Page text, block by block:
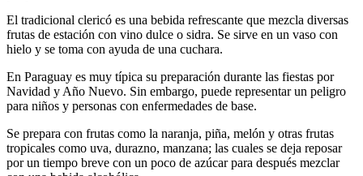
El tradicional clericó es una bebida refrescante que mezcla diversas
frutas de estación con vino dulce o sidra. Se sirve en un vaso con
hielo y se toma con ayuda de una cuchara.
En Paraguay es muy típica su preparación durante las fiestas por
Navidad y Año Nuevo. Sin embargo, puede representar un peligro
para niños y personas con enfermedades de base.
Se prepara con frutas como la naranja, piña, melón y otras frutas
tropicales como uva, durazno, manzana; las cuales se deja reposar
por un tiempo breve con un poco de azúcar para después mezclar